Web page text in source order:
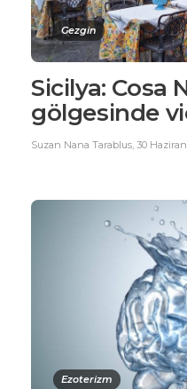
Gezgin
Sicilya: Cosa
gölgesinde
Suzan Nana Tarablus 30
Ezoterizm